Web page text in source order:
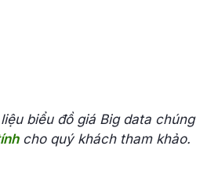
biểu đồ giá Big data chúng
cho quý khách tham khảo.